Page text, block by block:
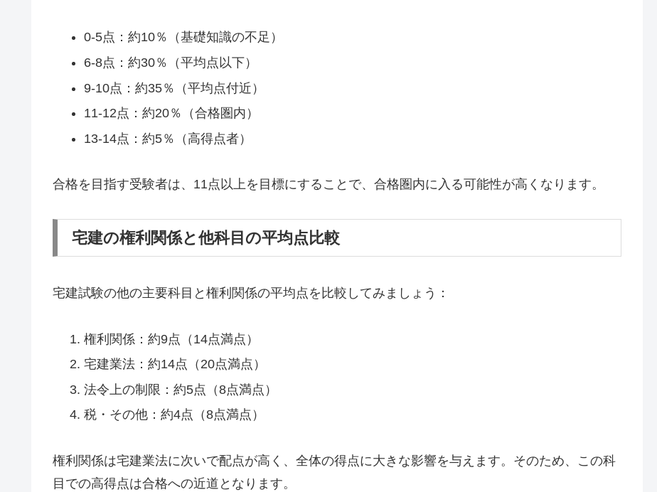
0-5点：約10％（基礎知識の不足）
6-8点：約30％（平均点以下）
9-10点：約35％（平均点付近）
11-12点：約20％（合格圏内）
13-14点：約5％（高得点者）
合格を目指す受験者は、11点以上を目標にすることで、合格圏内に入る可能性が高くなります。
宅建の権利関係と他科目の平均点比較
宅建試験の他の主要科目と権利関係の平均点を比較してみましょう：
権利関係：約9点（14点満点）
宅建業法：約14点（20点満点）
法令上の制限：約5点（8点満点）
税・その他：約4点（8点満点）
権利関係は宅建業法に次いで配点が高く、全体の得点に大きな影響を与えます。そのため、この科
目での高得点は合格への近道となります。